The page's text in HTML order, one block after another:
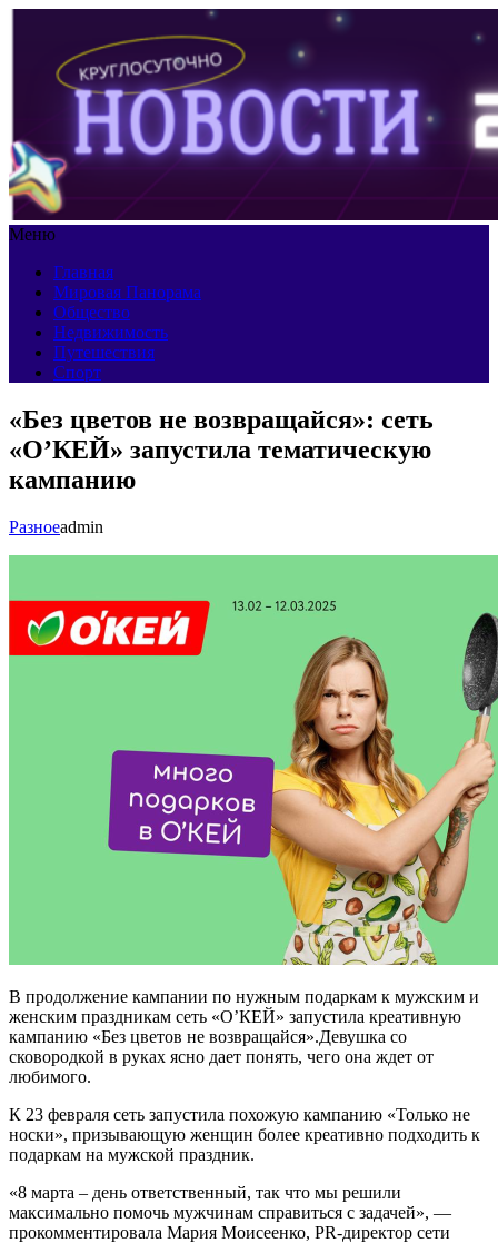
Меню
Главная
Мировая Панорама
Общество
Недвижимость
Путешествия
Спорт
«Без цветов не возвращайся»: сеть
«О’КЕЙ» запустила тематическую
кампанию
Разноеadmin
В продолжение кампании по нужным подаркам к мужским и
женским праздникам сеть «О’КЕЙ» запустила креативную
кампанию «Без цветов не возвращайся».Девушка со
сковородкой в руках ясно дает понять, чего она ждет от
любимого.
К 23 февраля сеть запустила похожую кампанию «Только не
носки», призывающую женщин более креативно подходить к
подаркам на мужской праздник.
«8 марта – день ответственный, так что мы решили
максимально помочь мужчинам справиться с задачей», —
прокомментировала Мария Моисеенко, PR-директор сети